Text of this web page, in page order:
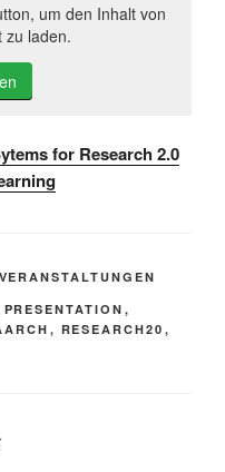
um den Inhalt von
zu laden.
for Research 2.0
VERANSTALTUNGEN
PRESENTATION ,
, RESEARCH20 ,